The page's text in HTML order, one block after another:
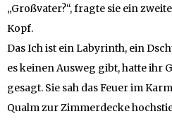
„Großvater?“, fragte sie ein
Kopf.
Das Ich ist ein Labyrinth, ein
es keinen Ausweg gibt, hatte ihr
gesagt. Sie sah das Feuer im
Qualm zur Zimmerdecke